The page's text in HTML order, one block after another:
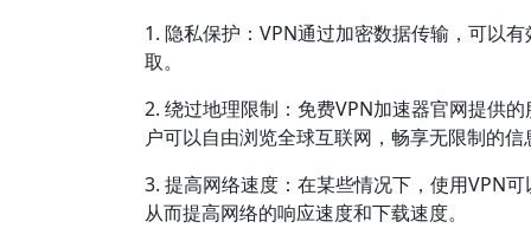
1. 隐私保护：VPN通过加密数据传输，可以
取。
2. 绕过地理限制：免费VPN加速器官网提供
户可以自由浏览全球互联网，畅享无限制的信
3. 提高网络速度：在某些情况下，使用VPN
从而提高网络的响应速度和下载速度。